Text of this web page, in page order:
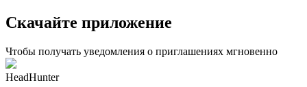
Скачайте приложение
Чтобы получать уведомления о приглашениях мгновенно
HeadHunter